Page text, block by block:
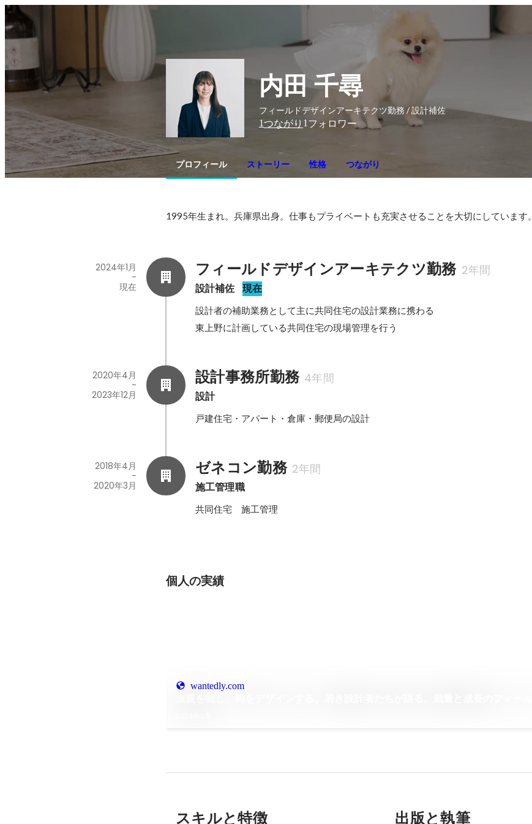
内田 千尋
フィールドデザインアーキテクツ勤務 / 設計補佐
1つながり 1 フォロワー
プロフィール ストーリー 性格 つながり
1995年生まれ。兵庫県出身。仕事もプライベートも充実させることを大切にしています。
フィールドデザインアーキテクツ勤務 2年間
設計補佐 現在
2024年1月
-
現在
設計者の補助業務として主に共同住宅の設計業務に携わる
東上野に計画している共同住宅の現場管理を行う
設計事務所勤務 4年間
設計
2020年4月
-
2023年12月
戸建住宅・アパート・倉庫・郵便局の設計
ゼネコン勤務 2年間
施工管理職
2018年4月
-
2020年3月
共同住宅　施工管理
個人の実績
wantedly.com
スキルと特徴 出版と執筆